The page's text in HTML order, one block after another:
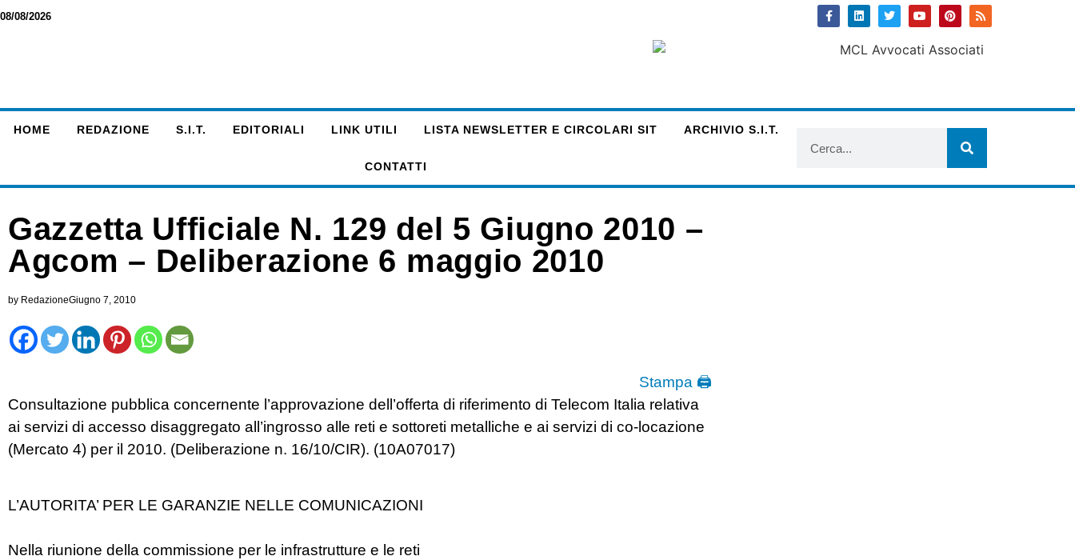
08/08/2026
HOME REDAZIONE S.I.T. EDITORIALI LINK UTILI LISTA NEWSLETTER E CIRCOLARI SIT ARCHIVIO S.I.T.
CONTATTI
Gazzetta Ufficiale N. 129 del 5 Giugno 2010 –
Agcom – Deliberazione 6 maggio 2010
by RedazioneGiugno 7, 2010
Stampa 🖨
Consultazione pubblica concernente l’approvazione dell’offerta di riferimento di Telecom Italia relativa
ai servizi di accesso disaggregato all’ingrosso alle reti e sottoreti metalliche e ai servizi di co-locazione
(Mercato 4) per il 2010. (Deliberazione n. 16/10/CIR). (10A07017)
L’AUTORITA’ PER LE GARANZIE NELLE COMUNICAZIONI
Nella riunione della commissione per le infrastrutture e le reti